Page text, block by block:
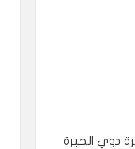
الفنيين المهرة ذوي الخبرة